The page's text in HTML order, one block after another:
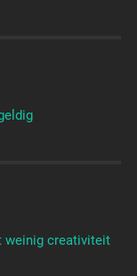
weinig creativiteit